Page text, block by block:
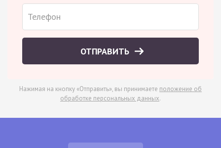
ОТПРАВИТЬ
Нажимая на кнопку «Отправить», вы принимаете положение об
обработке персональных данных.